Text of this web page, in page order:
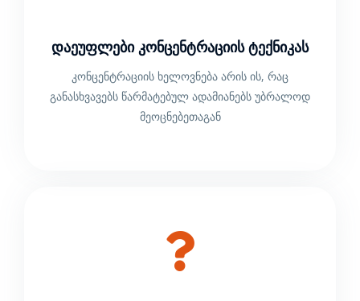
Დაეუფლები Კონცენტრაციის Ტექნიკას
კონცენტრაციის ხელოვნება არის ის, რაც
განასხვავებს წარმატებულ ადამიანებს უბრალოდ
მეოცნებეთაგან